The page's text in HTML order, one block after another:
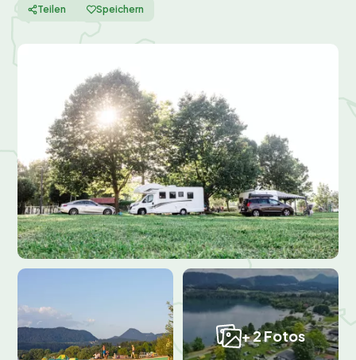
Teilen Speichern
+ 2 Fotos